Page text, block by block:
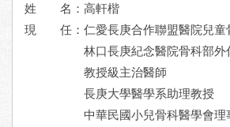
姓 名：高軒楷
現 任： 仁愛長庚合作聯盟醫院兒童
林口長庚紀念醫院骨科部外
教授級主治醫師
長庚大學醫學系助理教授
中華民國小兒骨科醫學會理